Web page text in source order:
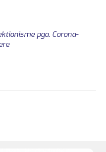
pga. Corona-